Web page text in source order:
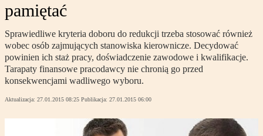
pamiętać
Sprawiedliwe kryteria doboru do redukcji trzeba stosować również
wobec osób zajmujących stanowiska kierownicze. Decydować
powinien ich staż pracy, doświadczenie zawodowe i kwalifikacje.
Tarapaty finansowe pracodawcy nie chronią go przed
konsekwencjami wadliwego wyboru.
Aktualizacja: 27.01.2015 08:25 Publikacja: 27.01.2015 06:00